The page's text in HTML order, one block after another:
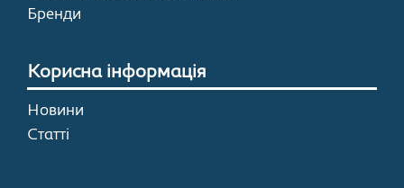
Бренди
Корисна інформація
Новини
Статті